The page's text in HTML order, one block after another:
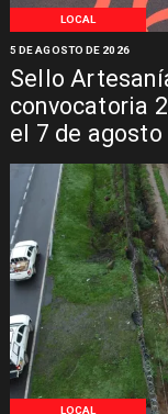
LOCAL
Sello
convocatoria
el 7 de agosto
5 DE AGOSTO DE 2026
LOCAL